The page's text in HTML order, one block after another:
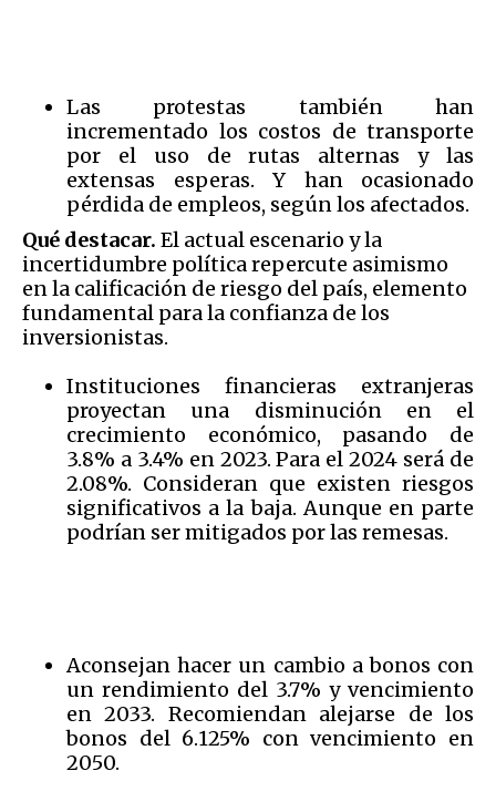
Las protestas también han
incrementado los costos de transporte
por el uso de rutas alternas y las
extensas esperas. Y han ocasionado
pérdida de empleos, según los afectados.
Qué destacar. El actual escenario y la
incertidumbre política repercute asimismo
en la calificación de riesgo del país, elemento
fundamental para la confianza de los
inversionistas.
Instituciones financieras extranjeras
proyectan una disminución en el
crecimiento económico, pasando de
3.8% a 3.4% en 2023. Para el 2024 será de
2.08%. Consideran que existen riesgos
significativos a la baja. Aunque en parte
podrían ser mitigados por las remesas.
Aconsejan hacer un cambio a bonos con
un rendimiento del 3.7% y vencimiento
en 2033. Recomiendan alejarse de los
bonos del 6.125% con vencimiento en
2050.